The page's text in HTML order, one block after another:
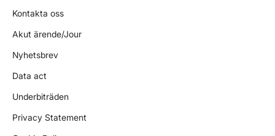
Kontakta oss
Akut ärende/Jour
Nyhetsbrev
Data act
Underbiträden
Privacy Statement